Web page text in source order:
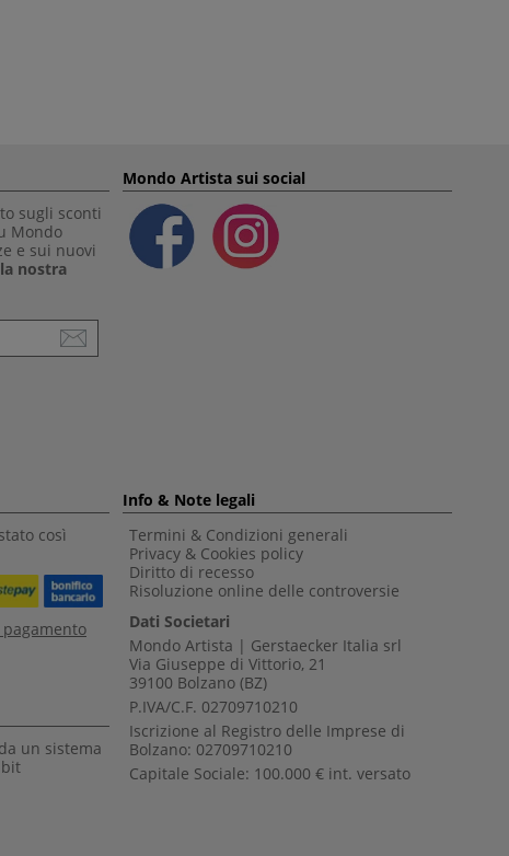
sugli sconti
Mondo
e sui nuovi
nostra
Mondo Artista sui social
così
Info & Note legali
Termini & Condizioni generali
Privacy & Cookies policy
Diritto di recesso
Risoluzione online delle controversie
Dati Societari
Mondo Artista | Gerstaecker Italia srl
Via Giuseppe di Vittorio, 21
39100 Bolzano (BZ)
P.IVA/C.F. 02709710210
Iscrizione al Registro delle Imprese di
Bolzano: 02709710210
Capitale Sociale: 100.000 € int. versato
un sistema
bit